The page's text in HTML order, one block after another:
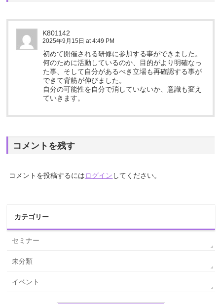
K801142
2025年9月15日 at 4:49 PM
初めて開催される研修に参加する事ができました。
何のために活動しているのか、目的がより明確なっ
た事、そして自分があるべき立場も再確認する事が
できて背筋が伸びました。
自分の可能性を自分で消していないか、意識も変え
ていきます。
コメントを残す
コメントを投稿するにはログイン してください。
カテゴリー
セミナー
未分類
イベント